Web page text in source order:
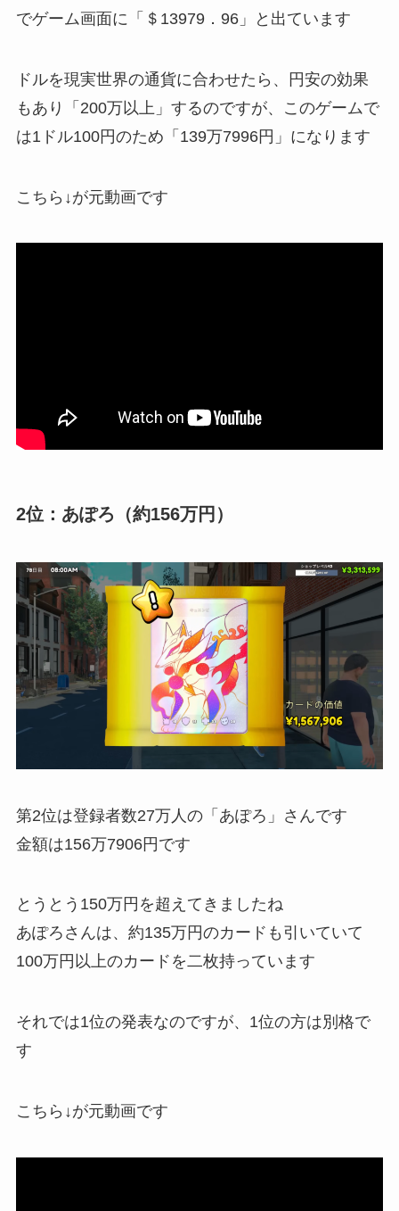
でゲーム画面に「＄13979．96」と出ています
ドルを現実世界の通貨に合わせたら、円安の効果
もあり「200万以上」するのですが、このゲームで
は1ドル100円のため「139万7996円」になります
こちら↓が元動画です
2位：あぽろ（約156万円）
第2位は登録者数27万人の「あぽろ」さんです
金額は156万7906円です
とうとう150万円を超えてきましたね
あぽろさんは、約135万円のカードも引いていて
100万円以上のカードを二枚持っています
それでは1位の発表なのですが、1位の方は別格で
す
こちら↓が元動画です